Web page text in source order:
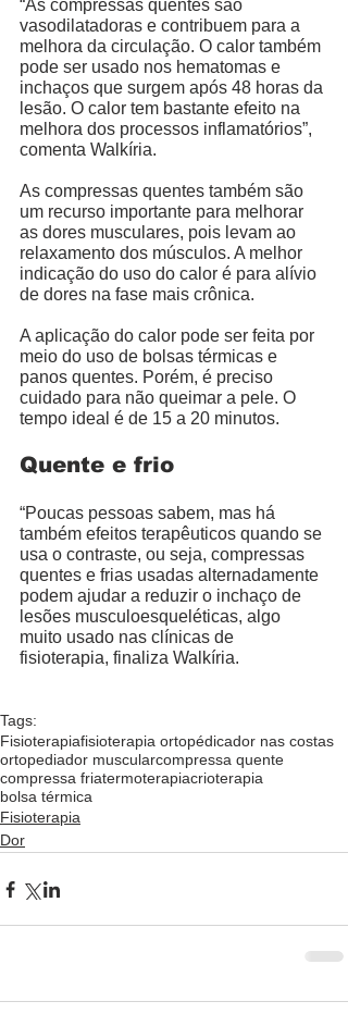
“As compressas quentes são
vasodilatadoras e contribuem para a
melhora da circulação. O calor também
pode ser usado nos hematomas e
inchaços que surgem após 48 horas da
lesão. O calor tem bastante efeito na
melhora dos processos inflamatórios”,
comenta Walkíria.
As compressas quentes também são
um recurso importante para melhorar
as dores musculares, pois levam ao
relaxamento dos músculos. A melhor
indicação do uso do calor é para alívio
de dores na fase mais crônica.
A aplicação do calor pode ser feita por
meio do uso de bolsas térmicas e
panos quentes. Porém, é preciso
cuidado para não queimar a pele. O
tempo ideal é de 15 a 20 minutos.
Quente e frio
“Poucas pessoas sabem, mas há
também efeitos terapêuticos quando se
usa o contraste, ou seja, compressas
quentes e frias usadas alternadamente
podem ajudar a reduzir o inchaço de
lesões musculoesqueléticas, algo
muito usado nas clínicas de
fisioterapia, finaliza Walkíria.
Tags:
Fisioterapiafisioterapia ortopédicador nas costas
ortopediador muscularcompressa quente
compressa friatermoterapiacrioterapia
bolsa térmica
Fisioterapia
Dor